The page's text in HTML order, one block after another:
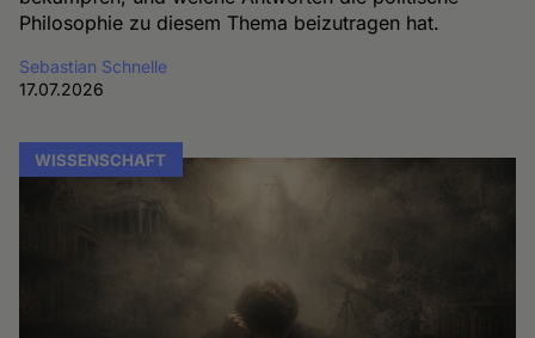
Philosophie zu diesem Thema beizutragen hat.
Sebastian Schnelle
17.07.2026
WISSENSCHAFT